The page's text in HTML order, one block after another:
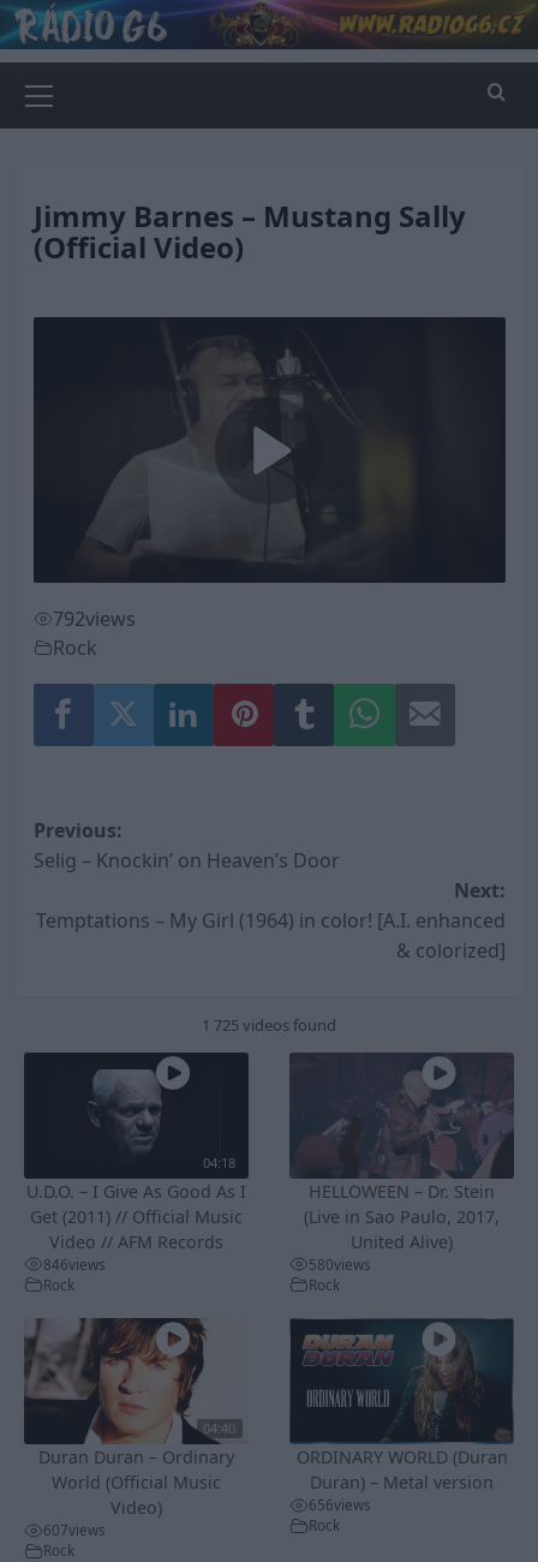
Skip
to
content
Menu
Jimmy Barnes – Mustang Sally
(Official Video)
Play
Video
792views
Rock
Post
navigation
Previous:
Selig – Knockin’ on Heaven’s Door
Next:
Temptations – My Girl (1964) in color! [A.I. enhanced
& colorized]
1 725 videos found
04:18
U.D.O. – I Give As Good As I
Get (2011) // Official Music
Video // AFM Records
846views
Rock
HELLOWEEN – Dr. Stein
(Live in Sao Paulo, 2017,
United Alive)
580views
Rock
04:40
Duran Duran – Ordinary
World (Official Music
Video)
607views
Rock
ORDINARY WORLD (Duran
Duran) – Metal version
656views
Rock